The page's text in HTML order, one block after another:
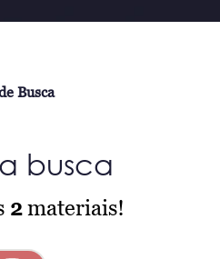
Busca
busca
2materiais!